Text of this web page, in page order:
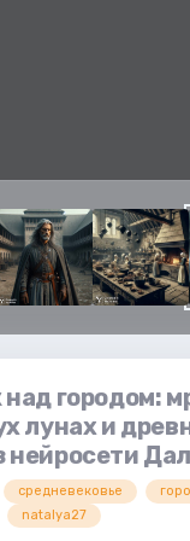
городом:
лунах и
нейросети
средневековье
natalya27